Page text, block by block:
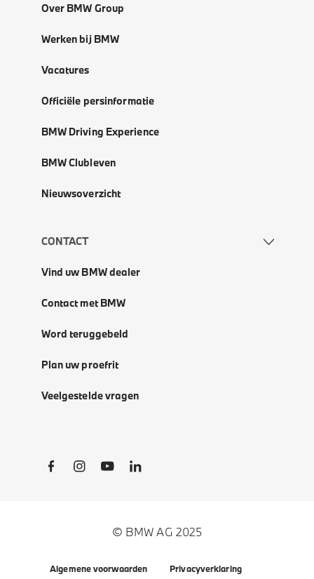
Over BMW Group
Werken bij BMW
Vacatures
Officiële persinformatie
BMW Driving Experience
BMW Clubleven
Nieuwsoverzicht
CONTACT
Vind uw BMW dealer
Contact met BMW
Word teruggebeld
Plan uw proefrit
Veelgestelde vragen
Social Links
© BMW AG 2025
Algemene voorwaarden Privacyverklaring